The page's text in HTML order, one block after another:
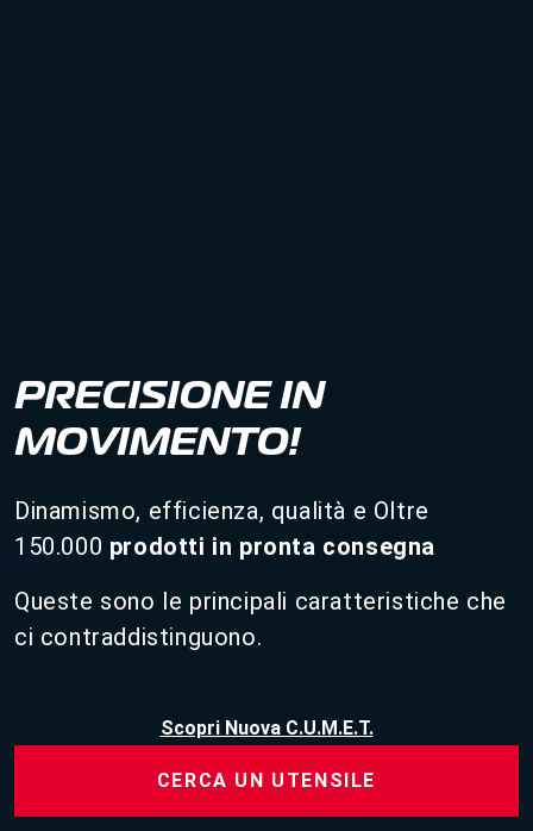
PRECISIONE IN
MOVIMENTO!
Dinamismo, efficienza, qualità e Oltre
150.000 prodotti in pronta consegna
Queste sono le principali caratteristiche che
ci contraddistinguono.
Scopri Nuova C.U.M.E.T.
CERCA UN UTENSILE